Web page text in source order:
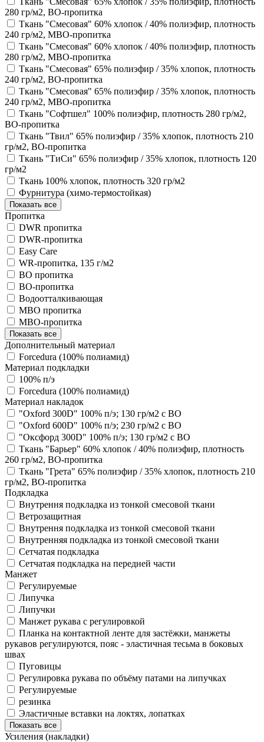
280 гр/м2, ВО-пропитка
Ткань "Смесовая" 60% хлопок / 40% полиэфир, плотность
240 гр/м2, МВО-пропитка
Ткань "Смесовая" 60% хлопок / 40% полиэфир, плотность
280 гр/м2, МВО-пропитка
Ткань "Смесовая" 65% полиэфир / 35% хлопок, плотность
240 гр/м2, ВО-пропитка
Ткань "Смесовая" 65% полиэфир / 35% хлопок, плотность
240 гр/м2, МВО-пропитка
Ткань "Софтшел" 100% полиэфир, плотность 280 гр/м2,
ВО-пропитка
Ткань "Твил" 65% полиэфир / 35% хлопок, плотность 210
гр/м2, ВО-пропитка
Ткань "ТиСи" 65% полиэфир / 35% хлопок, плотность 120
гр/м2
Ткань 100% хлопок, плотность 320 гр/м2
Фурнитура (химо-термостойкая)
Показать все
Пропитка
DWR пропитка
DWR-пропитка
Easy Care
WR-пропитка, 135 г/м2
ВО пропитка
ВО-пропитка
Водоотталкивающая
МВО пропитка
МВО-пропитка
Показать все
Дополнительный материал
Forcedura (100% полиамид)
Материал подкладки
100% п/э
Forcedura (100% полиамид)
Материал накладок
"Oxford 300D" 100% п/э; 130 гр/м2 с ВО
"Oxford 600D" 100% п/э; 230 гр/м2 с ВО
"Оксфорд 300D" 100% п/э; 130 гр/м2 с ВО
Ткань "Барьер" 60% хлопок / 40% полиэфир, плотность
260 гр/м2, ВО-пропитка
Ткань "Грета" 65% полиэфир / 35% хлопок, плотность 210
гр/м2, ВО-пропитка
Подкладка
Внутрення подкладка из тонкой смесовой ткани
Ветрозащитная
Внутрення подкладка из тонкой смесовой ткани
Внутренняя подкладка из тонкой смесовой ткани
Сетчатая подкладка
Сетчатая подкладка на передней части
Манжет
Регулируемые
Липучка
Липучки
Манжет рукава с регулировкой
Планка на контактной ленте для застёжки, манжеты
рукавов регулируются, пояс - эластичная тесьма в боковых
швах
Пуговицы
Регулировка рукава по объёму патами на липучках
Регулируемые
резинка
Эластичные вставки на локтях, лопатках
Показать все
Усиления (накладки)